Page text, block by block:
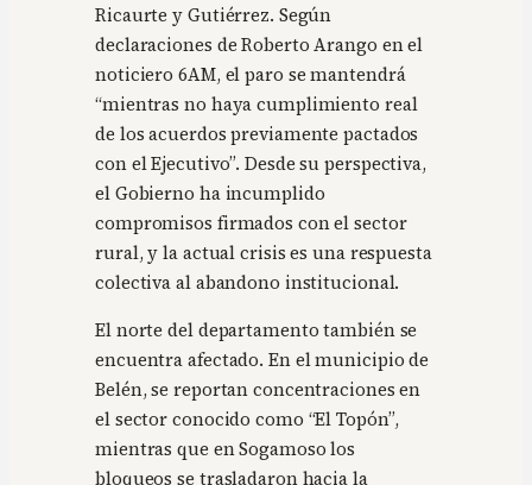
Ricaurte y Gutiérrez. Según
declaraciones de Roberto Arango en el
noticiero 6AM, el paro se mantendrá
“mientras no haya cumplimiento real
de los acuerdos previamente pactados
con el Ejecutivo”. Desde su perspectiva,
el Gobierno ha incumplido
compromisos firmados con el sector
rural, y la actual crisis es una respuesta
colectiva al abandono institucional.
El norte del departamento también se
encuentra afectado. En el municipio de
Belén, se reportan concentraciones en
el sector conocido como “El Topón”,
mientras que en Sogamoso los
bloqueos se trasladaron hacia la